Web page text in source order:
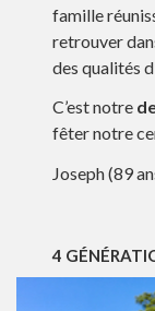
famille
retrouver
des qualités
C’est notre
fêter notre
Joseph (89
4